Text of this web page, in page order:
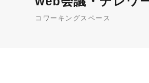
コワーキングスペース